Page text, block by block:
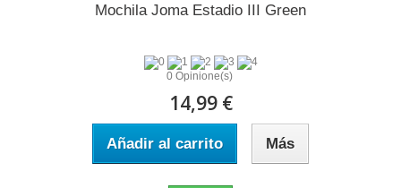
Mochila Joma Estadio III Green
0 Opinione(s)
14,99 €
Añadir al carrito Más